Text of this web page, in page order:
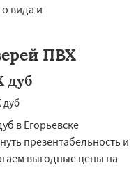
вида и
ПВХ
дуб
в Егорьевске
презентабельность и
выгодные цены на